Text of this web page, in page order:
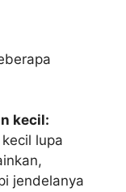
kecil:
lupa
jendelanya